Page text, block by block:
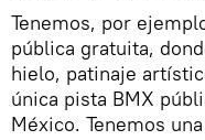
Tenemos, por
pública gratuita,
hielo, patinaje
única pista BMX
México. Tenemos